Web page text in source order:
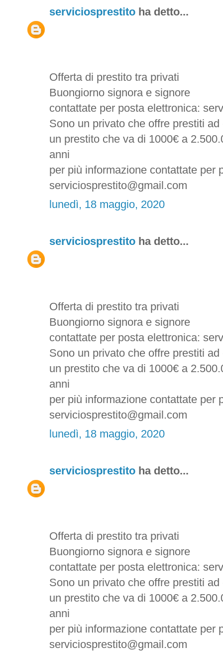
serviciosprestito ha detto...
Offerta di prestito tra privati
Buongiorno signora e signore
contattate per posta elettronica:
Sono un privato che offre prestiti
un prestito che va di 1000€ a
anni
per più informazione contattate per
serviciosprestito@gmail.com
lunedì, 18 maggio, 2020
serviciosprestito ha detto...
Offerta di prestito tra privati
Buongiorno signora e signore
contattate per posta elettronica:
Sono un privato che offre prestiti
un prestito che va di 1000€ a
anni
per più informazione contattate per
serviciosprestito@gmail.com
lunedì, 18 maggio, 2020
serviciosprestito ha detto...
Offerta di prestito tra privati
Buongiorno signora e signore
contattate per posta elettronica:
Sono un privato che offre prestiti
un prestito che va di 1000€ a
anni
per più informazione contattate per
serviciosprestito@gmail.com